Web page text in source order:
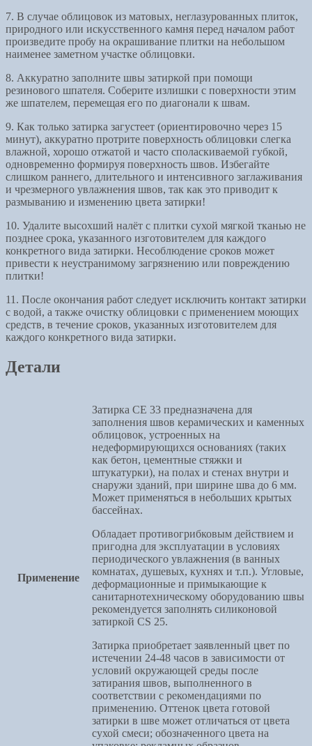
7. В случае облицовок из матовых, неглазурованных плиток,
природного или искусственного камня перед началом работ
произведите пробу на окрашивание плитки на небольшом
наименее заметном участке облицовки.
8. Аккуратно заполните швы затиркой при помощи
резинового шпателя. Соберите излишки с поверхности этим
же шпателем, перемещая его по диагонали к швам.
9. Как только затирка загустеет (ориентировочно через 15
минут), аккуратно протрите поверхность облицовки слегка
влажной, хорошо отжатой и часто споласкиваемой губкой,
одновременно формируя поверхность швов. Избегайте
слишком раннего, длительного и интенсивного заглаживания
и чрезмерного увлажнения швов, так как это приводит к
размыванию и изменению цвета затирки!
10. Удалите высохший налёт с плитки сухой мягкой тканью не
позднее срока, указанного изготовителем для каждого
конкретного вида затирки. Несоблюдение сроков может
привести к неустранимому загрязнению или повреждению
плитки!
11. После окончания работ следует исключить контакт затирки
с водой, а также очистку облицовки с применением моющих
средств, в течение сроков, указанных изготовителем для
каждого конкретного вида затирки.
Детали
Применение
Затирка CE 33 предназначена для
заполнения швов керамических и каменных
облицовок, устроенных на
недеформирующихся основаниях (таких
как бетон, цементные стяжки и
штукатурки), на полах и стенах внутри и
снаружи зданий, при ширине шва до 6 мм.
Может применяться в небольших крытых
бассейнах.
Обладает противогрибковым действием и
пригодна для эксплуатации в условиях
периодического увлажнения (в ванных
комнатах, душевых, кухнях и т.п.). Угловые,
деформационные и примыкающие к
санитарнотехническому оборудованию швы
рекомендуется заполнять силиконовой
затиркой CS 25.
Затирка приобретает заявленный цвет по
истечении 24-48 часов в зависимости от
условий окружающей среды после
затирания швов, выполненного в
соответствии с рекомендациями по
применению. Оттенок цвета готовой
затирки в шве может отличаться от цвета
сухой смеси; обозначенного цвета на